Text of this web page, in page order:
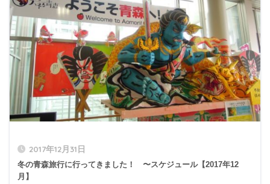
2017年12月31日
冬の青森旅行に行ってきました！ 〜スケジュール【2017年12
月】